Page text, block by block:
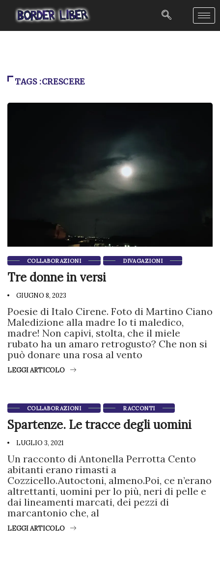
TAGS :CRESCERE
COLLABORAZIONI DIVAGAZIONI
Tre donne in versi
GIUGNO 8, 2023
Poesie di Italo Cirene. Foto di Martino Ciano
Maledizione alla madre Io ti maledico,
madre! Non capivi, stolta, che il miele
rubato ha un amaro retrogusto? Che non si
può donare una rosa al vento
LEGGI ARTICOLO
COLLABORAZIONI RACCONTI
Spartenze. Le tracce degli uomini
LUGLIO 3, 2021
Un racconto di Antonella Perrotta Cento
abitanti erano rimasti a
Cozzicello.Autoctoni, almeno.Poi, ce n’erano
altrettanti, uomini per lo più, neri di pelle e
dai lineamenti marcati, dei pezzi di
marcantonio che, al
LEGGI ARTICOLO